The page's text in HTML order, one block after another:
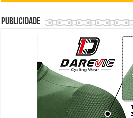
Publicidade